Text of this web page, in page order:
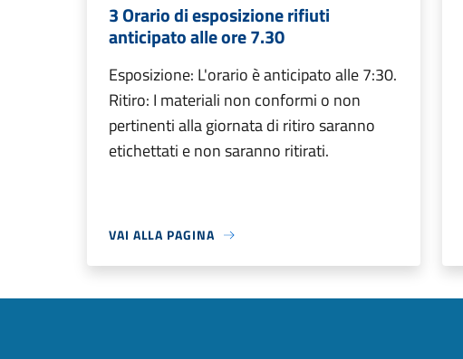
3 Orario di esposizione rifiuti
anticipato alle ore 7.30
Esposizione: L'orario è anticipato alle 7:30.
Ritiro: I materiali non conformi o non
pertinenti alla giornata di ritiro saranno
etichettati e non saranno ritirati.
VAI ALLA PAGINA